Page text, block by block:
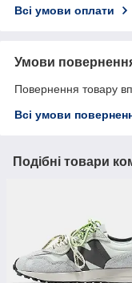
Всі умови оплати
Умови
Повернення товару
Всі умови
Подібні товари